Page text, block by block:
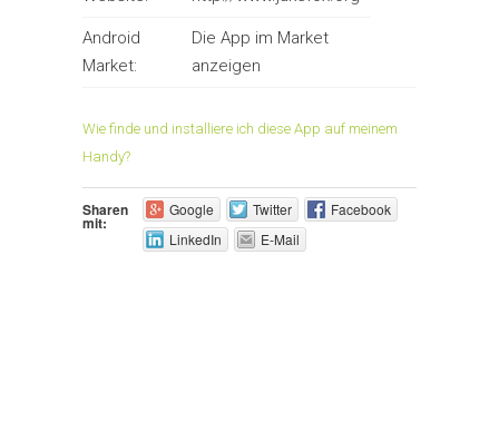
Android
Market:
Die App im Market
anzeigen
Wie finde und installiere ich diese App auf meinem
Handy?
Sharen
mit:
Google Twitter
Facebook
LinkedIn
E-Mail